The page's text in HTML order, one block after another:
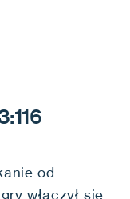
od
włączył się